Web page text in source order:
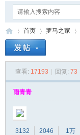
»
首页
›
罗马之家
›
查看: 17193 回复: 73
雨青青
3132
2046
1万